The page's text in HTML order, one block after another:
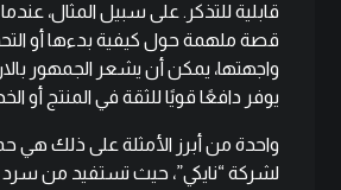
قابلية للتذكر. على سبيل المثال،
قصة ملهمة حول كيفية بدءها أو
واجهتها، يمكن أن يشعر الجمهور
يوفر دافعًا قويًا للثقة في المنتج أو
واحدة من أبرز الأمثلة على ذلك هي
لشركة “نايكي”، حيث تستفيد من